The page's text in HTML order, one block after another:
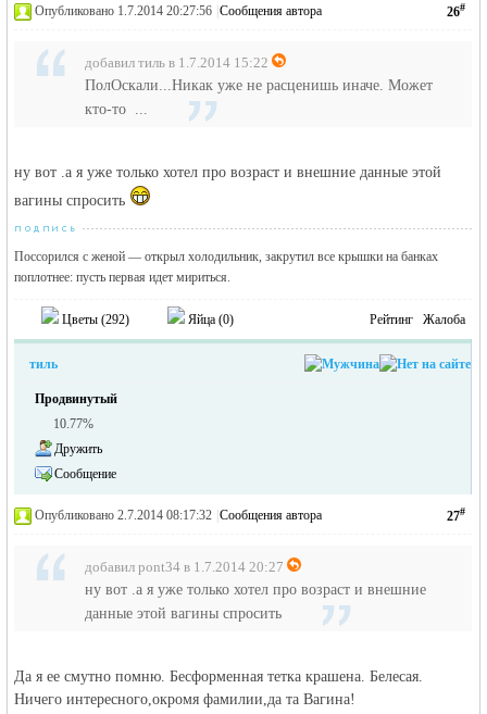
26#
Опубликовано 1.7.2014 20:27:56 Сообщения автора
добавил тиль в 1.7.2014 15:22
ПолОскали...Никак уже не расценишь иначе. Может
кто-то ...
ну вот .а я уже только хотел про возраст и внешние данные этой
вагины спросить
Поссорился с женой — открыл холодильник, закрутил все крышки на банках
поплотнее: пусть первая идет мириться.
Цветы (292) Яйца (0) Рейтинг Жалоба
тиль
Продвинутый
10.77%
Дружить
Сообщение
27#
Опубликовано 2.7.2014 08:17:32 Сообщения автора
добавил pont34 в 1.7.2014 20:27
ну вот .а я уже только хотел про возраст и внешние
данные этой вагины спросить
Да я ее смутно помню. Бесформенная тетка крашена. Белесая.
Ничего интересного,окромя фамилии,да та Вагина!